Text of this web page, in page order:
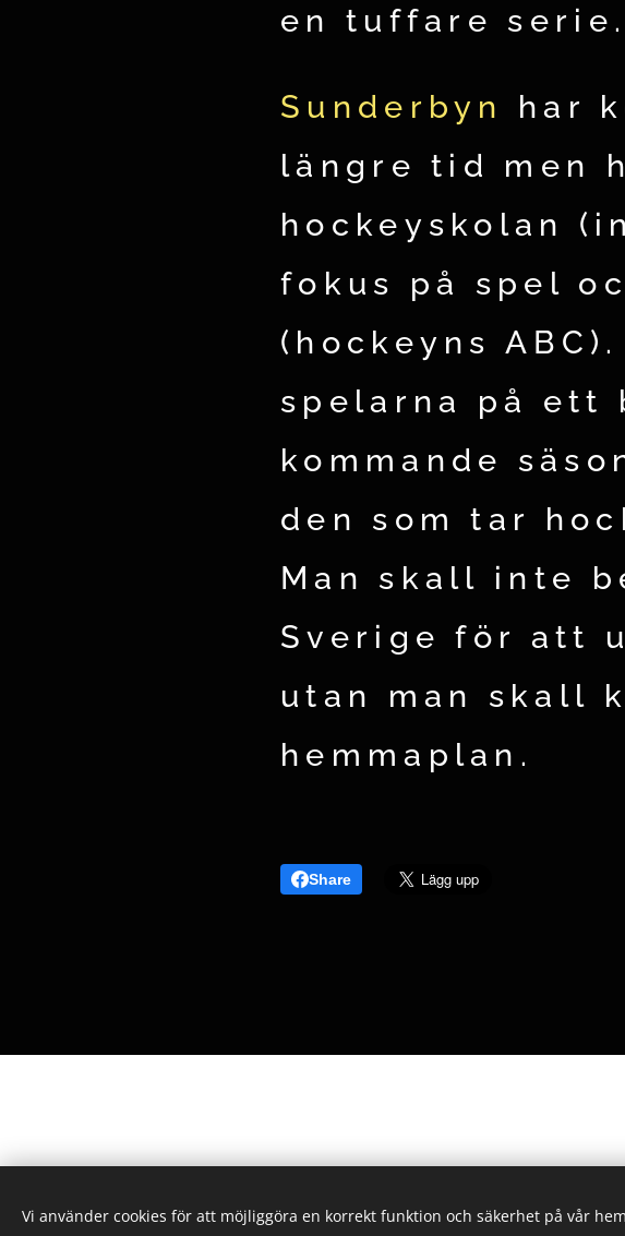
en tuffare serie.
Sunderbyn har
längre tid men
hockeyskolan
fokus på spel
(hockeyns
spelarna på ett
kommande
den som tar
Man skall inte
Sverige för att
utan man skall
hemmaplan.
Share
Alla rättigheter reserverade 2022
Vi använder cookies för att möjliggöra en korrekt funktion och säkerhet på vår